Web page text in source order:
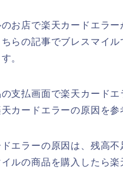
お店で楽天カードエラ
らの記事でブレスマイ
。
支払画面で楽天カード
カードエラーの原因を参
エラーの原因は、残高
ルの商品を購入したら